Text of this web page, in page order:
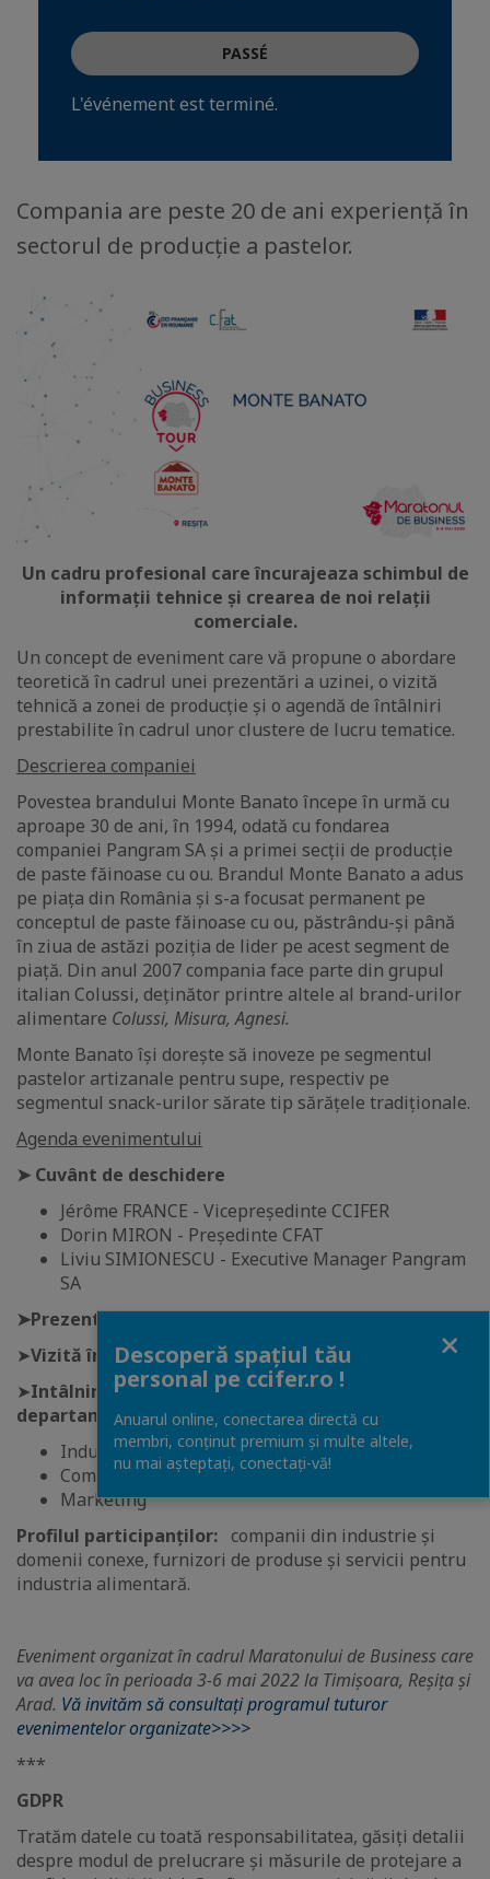
PASSÉ
L'événement est terminé.
Compania are peste 20 de ani experienţă în
sectorul de producţie a pastelor.
Un cadru profesional care încurajeaza schimbul de
informații tehnice și crearea de noi relații
comerciale.
Un concept de eveniment care vă propune o abordare
teoretică în cadrul unei prezentări a uzinei, o vizită
tehnică a zonei de producție și o agendă de întâlniri
prestabilite în cadrul unor clustere de lucru tematice.
Descrierea companiei
Povestea brandului Monte Banato începe în urmă cu
aproape 30 de ani, în 1994, odată cu fondarea
companiei Pangram SA şi a primei secţii de producţie
de paste făinoase cu ou. Brandul Monte Banato a adus
pe piaţa din România și s-a focusat permanent pe
conceptul de paste făinoase cu ou, păstrându-și până
în ziua de astăzi poziția de lider pe acest segment de
piață. Din anul 2007 compania face parte din grupul
italian Colussi, deținător printre altele al brand-urilor
alimentare Colussi, Misura, Agnesi.
Monte Banato își dorește să inoveze pe segmentul
pastelor artizanale pentru supe, respectiv pe
segmentul snack-urilor sărate tip sărățele tradiționale.
Agenda evenimentului
➤ Cuvânt de deschidere
Jérôme FRANCE - Vicepreședinte CCIFER
Dorin MIRON - Președinte CFAT
Liviu SIMIONESCU - Executive Manager Pangram
SA
➤Prezentare tehnică
➤Vizită în zona de producție
➤Intâlniri B2B prestabilite cu reprezentanții
departamentelor
Industrial
Comercial
Marketing
Profilul participanților: companii din industrie și
domenii conexe, furnizori de produse și servicii pentru
industria alimentară.
Eveniment organizat în cadrul Maratonului de Business care
va avea loc în perioada 3-6 mai 2022 la Timișoara, Reșița și
Arad. Vă invităm să consultați programul tuturor
evenimentelor organizate>>>>
***
GDPR
Tratăm datele cu toată responsabilitatea, găsiți detalii
despre modul de prelucrare și măsurile de protejare a
Descoperă spațiul tău
personal pe ccifer.ro !
Anuarul online, conectarea directă cu
membri, conținut premium și multe altele,
nu mai așteptați, conectaţi-vă!